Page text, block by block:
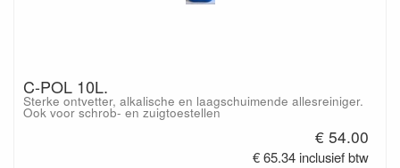
C-POL 10L.
Sterke ontvetter, alkalische en laagschuimende allesreiniger.
Ook voor schrob- en zuigtoestellen
€ 54.00
€ 65.34 inclusief btw